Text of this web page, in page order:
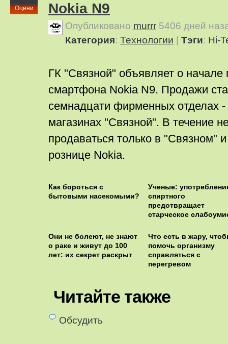
Оцени
Nokia N9
Опубликовано murrr 5406 дней
Категория: Технологии Тэги: Hi-
ГК "Связной" объявляет о
смартфона Nokia N9. Продажи
семнадцати фирменных отделах
магазинах "Связной". В течение
продаваться только в "Связном"
рознице Nokia.
Как бороться с
бытовыми насекомыми?
Ученые:
спиртного
предотвращает
старческое
Они не болеют, не знают
о раке и живут до 100
лет: их секрет раскрыт
Что есть в жару,
помочь организму
справляться с
перегревом
Читайте также
Обсудить